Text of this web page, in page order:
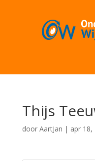
Thijs
door AartJan | apr 18,